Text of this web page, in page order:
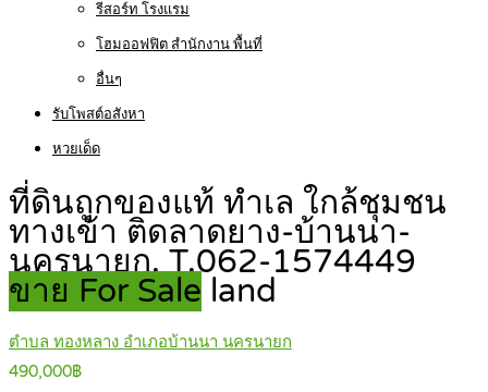
รีสอร์ท โรงแรม
โฮมออฟฟิต สำนักงาน พื้นที่
อื่นๆ
รับโพสต์อสังหา
หวยเด็ด
ที่ดินถูกของแท้ ทำเล ใกล้ชุมชน
ทางเข้า ติดลาดยาง-บ้านนา-
นครนายก. T.062-1574449
ขาย For Sale land
ตำบล ทองหลาง อำเภอบ้านนา นครนายก
490,000฿